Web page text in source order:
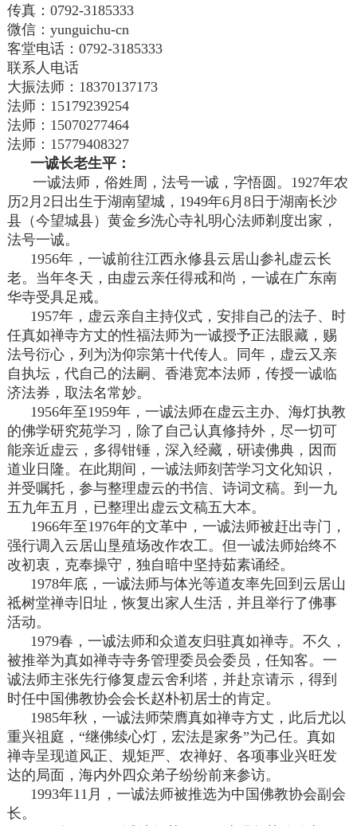
传真：0792-3185333
微信：yunguichu-cn
客堂电话：0792-3185333
联系人电话
大振法师：18370137173
法师：15179239254
法师：15070277464
法师：15779408327
一诚长老生平：
一诚法师，俗姓周，法号一诚，字悟圆。1927年农
历2月2日出生于湖南望城，1949年6月8日于湖南长沙
县（今望城县）黄金乡洗心寺礼明心法师剃度出家，
法号一诚。
1956年，一诚前往江西永修县云居山参礼虚云长
老。当年冬天，由虚云亲任得戒和尚，一诚在广东南
华寺受具足戒。
1957年，虚云亲自主持仪式，安排自己的法子、时
任真如禅寺方丈的性福法师为一诚授予正法眼藏，赐
法号衍心，列为沩仰宗第十代传人。同年，虚云又亲
自执坛，代自己的法嗣、香港宽本法师，传授一诚临
济法券，取法名常妙。
1956年至1959年，一诚法师在虚云主办、海灯执教
的佛学研究苑学习，除了自己认真修持外，尽一切可
能亲近虚云，多得钳锤，深入经藏，研读佛典，因而
道业日隆。在此期间，一诚法师刻苦学习文化知识，
并受嘱托，参与整理虚云的书信、诗词文稿。到一九
五九年五月，已整理出虚云文稿五大本。
1966年至1976年的文革中，一诚法师被赶出寺门，
强行调入云居山垦殖场改作农工。但一诚法师始终不
改初衷，克奉操守，独自暗中坚持茹素诵经。
1978年底，一诚法师与体光等道友率先回到云居山
祗树堂禅寺旧址，恢复出家人生活，并且举行了佛事
活动。
1979春，一诚法师和众道友归驻真如禅寺。不久，
被推举为真如禅寺寺务管理委员会委员，任知客。一
诚法师主张先行修复虚云舍利塔，并赴京请示，得到
时任中国佛教协会会长赵朴初居士的肯定。
1985年秋，一诚法师荣膺真如禅寺方丈，此后尤以
重兴祖庭，“继佛续心灯，宏法是家务”为己任。真如
禅寺呈现道风正、规矩严、农禅好、各项事业兴旺发
达的局面，海内外四众弟子纷纷前来参访。
1993年11月，一诚法师被推选为中国佛教协会副会
长。